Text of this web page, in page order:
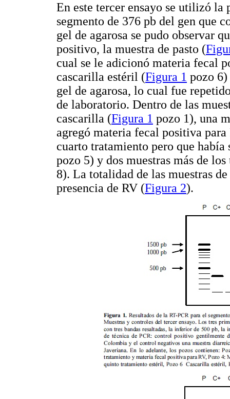
En este tercer ensayo se utilizó la
segmento de 376 pb del gen que
gel de agarosa se pudo observar
positivo, la muestra de pasto (
cual se le adicionó materia fecal
cascarilla estéril (Figura 1 pozo 6)
gel de agarosa, lo cual fue
de laboratorio. Dentro de las
cascarilla (Figura 1 pozo 1), una
agregó materia fecal positiva para
cuarto tratamiento pero que
pozo 5) y dos muestras más de
8). La totalidad de las muestras
presencia de RV (Figura 2).